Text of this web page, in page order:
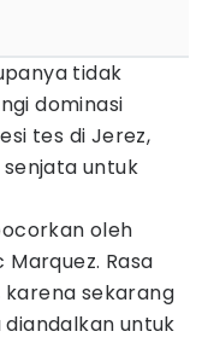
tidak
dominasi
tes di Jerez,
untuk
oleh
Rasa
karena sekarang
untuk